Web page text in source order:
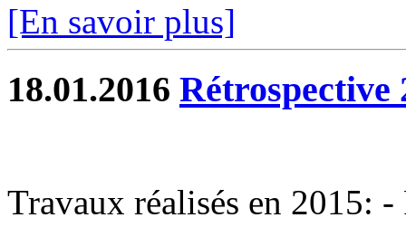
[En savoir plus]
18.01.2016 Rétrospective
Travaux réalisés en 2015: